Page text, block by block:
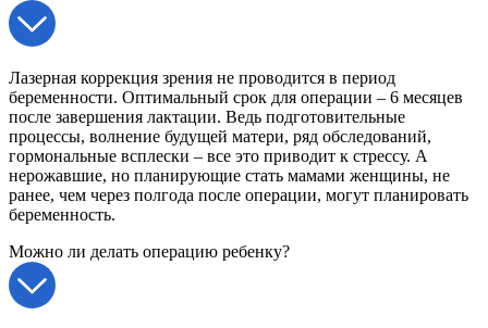
Лазерная коррекция зрения не проводится в период
беременности. Оптимальный срок для операции – 6 месяцев
после завершения лактации. Ведь подготовительные
процессы, волнение будущей матери, ряд обследований,
гормональные всплески – все это приводит к стрессу. А
нерожавшие, но планирующие стать мамами женщины, не
ранее, чем через полгода после операции, могут планировать
беременность.
Можно ли делать операцию ребенку?